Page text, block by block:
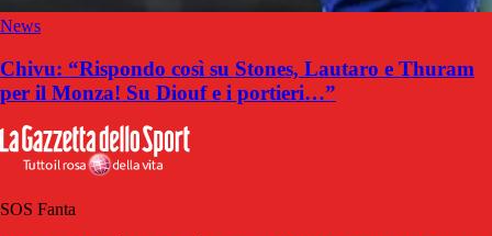
News
Chivu: “Rispondo così su Stones, Lautaro e Thuram
per il Monza! Su Diouf e i portieri…”
SOS Fanta